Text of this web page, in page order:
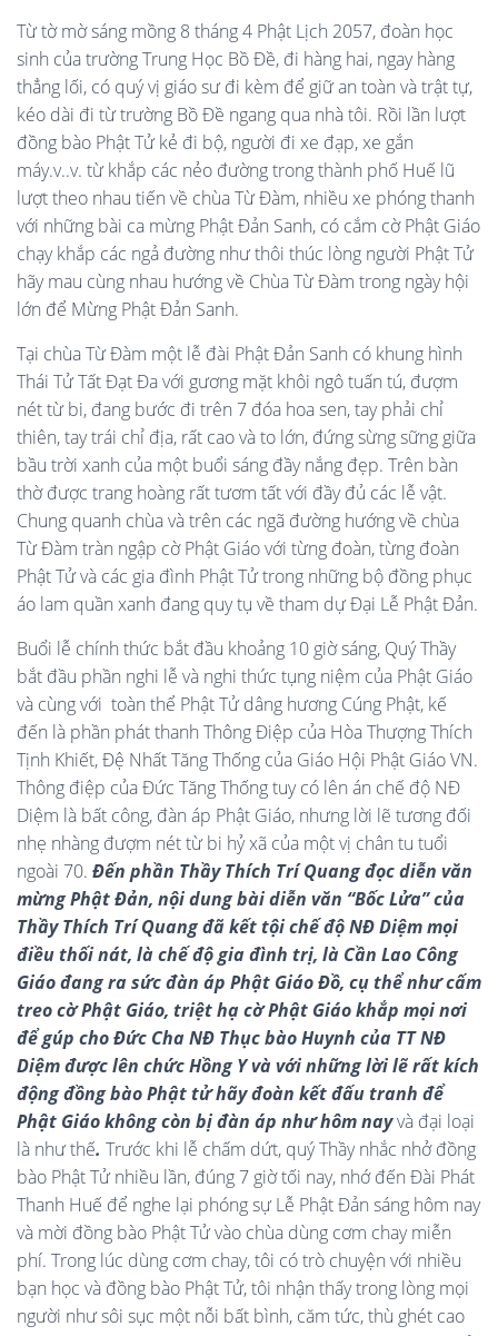
Từ tờ mờ sáng mồng 8 tháng 4 Phật Lịch 2057, đoàn học
sinh của trường Trung Học Bồ Đề, đi hàng hai, ngay hàng
thẳng lối, có quý vị giáo sư đi kèm để giữ an toàn và trật tự,
kéo dài đi từ trường Bồ Đề ngang qua nhà tôi. Rồi lần lượt
đồng bào Phật Tử kẻ đi bộ, người đi xe đạp, xe gắn
máy.v..v. từ khắp các nẻo đường trong thành phố Huế lũ
lượt theo nhau tiến về chùa Từ Đàm, nhiều xe phóng thanh
với những bài ca mừng Phật Đản Sanh, có cắm cờ Phật Giáo
chạy khắp các ngả đường như thôi thúc lòng người Phật Tử
hãy mau cùng nhau hướng về Chùa Từ Đàm trong ngày hội
lớn để Mừng Phật Đản Sanh.
Tại chùa Từ Đàm một lễ đài Phật Đản Sanh có khung hình
Thái Tử Tất Đạt Đa với gương mặt khôi ngô tuấn tú, đượm
nét từ bi, đang bước đi trên 7 đóa hoa sen, tay phải chỉ
thiên, tay trái chỉ địa, rất cao và to lớn, đứng sừng sững giữa
bầu trời xanh của một buổi sáng đầy nắng đẹp. Trên bàn
thờ được trang hoàng rất tươm tất với đầy đủ các lễ vật.
Chung quanh chùa và trên các ngã đường hướng về chùa
Từ Đàm tràn ngập cờ Phật Giáo với từng đoàn, từng đoàn
Phật Tử và các gia đình Phật Tử trong những bộ đồng phục
áo lam quần xanh đang quy tụ về tham dự Đại Lễ Phật Đản.
Buổi lễ chính thức bắt đầu khoảng 10 giờ sáng, Quý Thầy
bắt đầu phần nghi lễ và nghi thức tụng niệm của Phật Giáo
và cùng với toàn thể Phật Tử dâng hương Cúng Phật, kế
đến là phần phát thanh Thông Điệp của Hòa Thượng Thích
Tịnh Khiết, Đệ Nhất Tăng Thống của Giáo Hội Phật Giáo VN.
Thông điệp của Đức Tăng Thống tuy có lên án chế độ NĐ
Diệm là bất công, đàn áp Phật Giáo, nhưng lời lẽ tương đối
nhẹ nhàng đượm nét từ bi hỷ xã của một vị chân tu tuổi
ngoài 70. Đến phần Thầy Thích Trí Quang đọc diễn văn
mừng Phật Đản, nội dung bài diễn văn “Bốc Lửa” của
Thầy Thích Trí Quang đã kết tội chế độ NĐ Diệm mọi
điều thối nát, là chế độ gia đình trị, là Cần Lao Công
Giáo đang ra sức đàn áp Phật Giáo Đồ, cụ thể như cấm
treo cờ Phật Giáo, triệt hạ cờ Phật Giáo khắp mọi nơi
để gúp cho Đức Cha NĐ Thục bào Huynh của TT NĐ
Diệm được lên chức Hồng Y và với những lời lẽ rất kích
động đồng bào Phật tử hãy đoàn kết đấu tranh để
Phật Giáo không còn bị đàn áp như hôm nayvà đại loại
là như thế. Trước khi lễ chấm dứt, quý Thầy nhắc nhở đồng
bào Phật Tử nhiều lần, đúng 7 giờ tối nay, nhớ đến Đài Phát
Thanh Huế để nghe lại phóng sự Lễ Phật Đản sáng hôm nay
và mời đồng bào Phật Tử vào chùa dùng cơm chay miễn
phí. Trong lúc dùng cơm chay, tôi có trò chuyện với nhiều
bạn học và đồng bào Phật Tử, tôi nhận thấy trong lòng mọi
người như sôi sục một nỗi bất bình, căm tức, thù ghét cao